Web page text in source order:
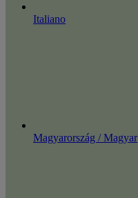
Italiano
Magyarország / Magyar